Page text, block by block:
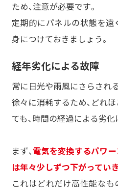
ため、注意が必要です。
定期的にパネルの状態を遠
身につけておきましょう。
経年劣化による故障
常に日光や雨風にさらされ
徐々に消耗するため、どれ
ても、時間の経過による劣化
まず、電気を変換するパワ
は年々少しずつ下がってい
これはどれだけ高性能な